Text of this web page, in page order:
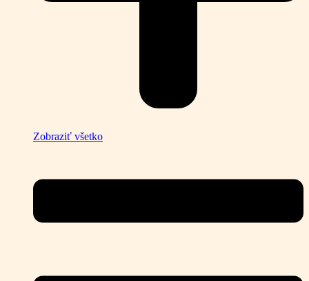
Zobraziť všetko